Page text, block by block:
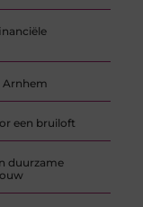
Arnhem
een bruiloft
duurzame